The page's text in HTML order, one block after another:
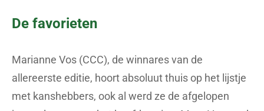
De favorieten
Marianne Vos (CCC), de winnares van de
allereerste editie, hoort absoluut thuis op het lijstje
met kanshebbers, ook al werd ze de afgelopen